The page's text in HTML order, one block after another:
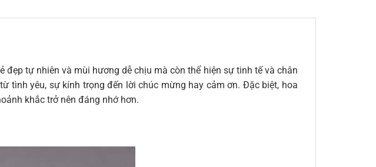
tự nhiên và mùi hương dễ chịu mà còn thể hiện sự tinh tế và chân
tình yêu, sự kính trọng đến lời chúc mừng hay cảm ơn. Đặc biệt, hoa
khắc trở nên đáng nhớ hơn.